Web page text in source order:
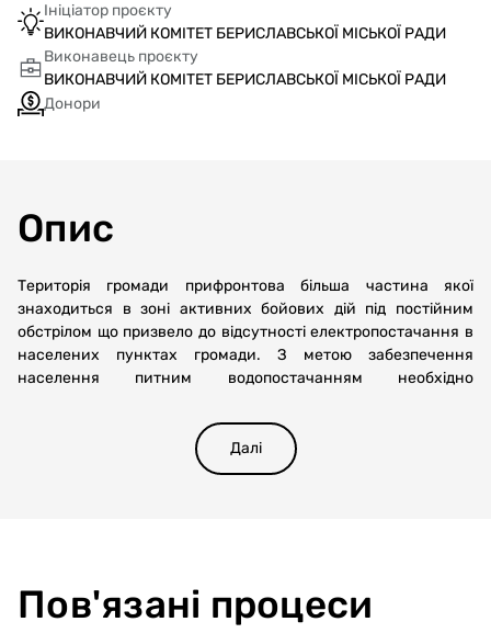
Ініціатор проєкту
ВИКОНАВЧИЙ КОМІТЕТ БЕРИСЛАВСЬКОЇ МІСЬКОЇ РАДИ
Виконавець проєкту
ВИКОНАВЧИЙ КОМІТЕТ БЕРИСЛАВСЬКОЇ МІСЬКОЇ РАДИ
Донори
Опис
Територія громади прифронтова більша частина якої
знаходиться в зоні активних бойових дій під постійним
обстрілом що призвело до відсутності електропостачання в
населених пунктах громади. З метою забезпечення
населення питним водопостачанням необхідно
живленням у вигляді дизельних генераторів великої
Номінальна потужність 120 кВт/150 кВА
Модель генератора LL3014Н
Тип генератора3-х фазний, синхронний
Далі
Пов'язані процеси